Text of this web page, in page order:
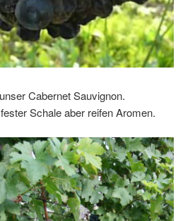
Cabernet Sauvignon.
Schale aber reifen Aromen.